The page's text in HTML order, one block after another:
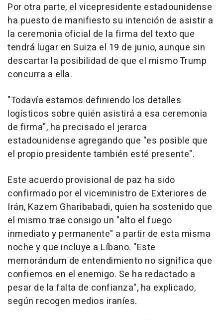
Por otra parte, el vicepresidente estadounidense
ha puesto de manifiesto su intención de asistir a
la ceremonia oficial de la firma del texto que
tendrá lugar en Suiza el 19 de junio, aunque sin
descartar la posibilidad de que el mismo Trump
concurra a ella.
"Todavía estamos definiendo los detalles
logísticos sobre quién asistirá a esa ceremonia
de firma", ha precisado el jerarca
estadounidense agregando que "es posible que
el propio presidente también esté presente".
Este acuerdo provisional de paz ha sido
confirmado por el viceministro de Exteriores de
Irán, Kazem Gharibabadi, quien ha sostenido que
el mismo trae consigo un "alto el fuego
inmediato y permanente" a partir de esta misma
noche y que incluye a Líbano. "Este
memorándum de entendimiento no significa que
confiemos en el enemigo. Se ha redactado a
pesar de la falta de confianza", ha explicado,
según recogen medios iraníes.